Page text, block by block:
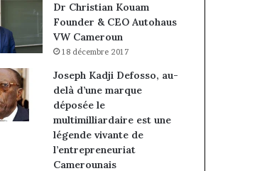
Dr Christian Kouam
Founder & CEO Autohaus
VW Cameroun
18 décembre 2017
Joseph Kadji Defosso, au-
delà d’une marque
déposée le
multimilliardaire est une
légende vivante de
l’entrepreneuriat
Camerounais